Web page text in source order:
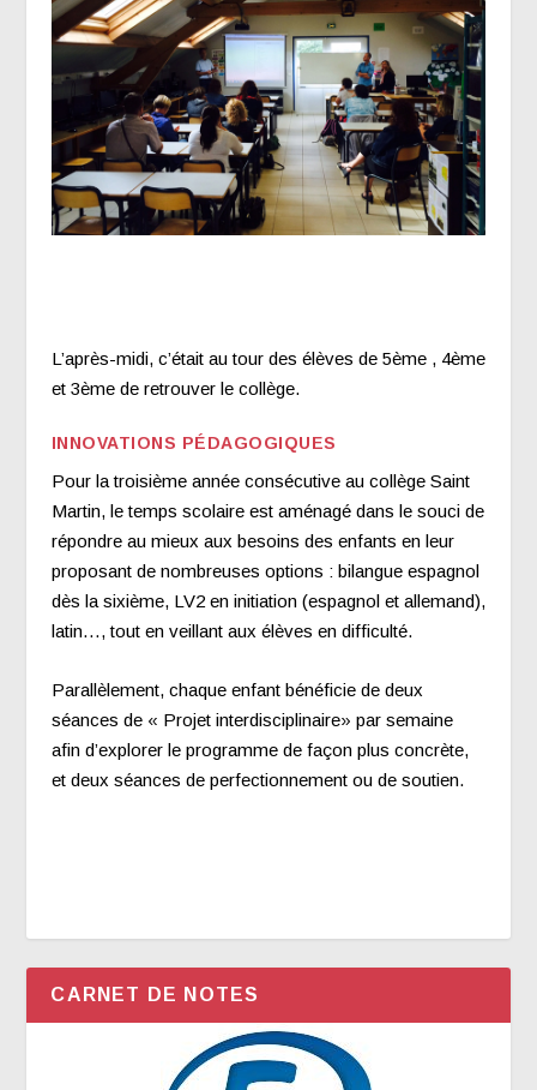
L’après-midi, c’était au tour des élèves de 5ème, 4ème
et 3èmede retrouver le collège.
INNOVATIONS PÉDAGOGIQUES
Pour la troisième année consécutive au collège Saint
Martin, le temps scolaire est aménagé dans le souci de
répondre au mieux aux besoins des enfants en leur
proposant de nombreuses options : bilangue espagnol
dès la sixième, LV2 en initiation (espagnol et allemand),
latin…, tout en veillant aux élèves en difficulté.
Parallèlement, chaque enfant bénéficie de deux
séances de « Projet interdisciplinaire» par semaine
afin d’explorer le programme de façon plus concrète,
et deux séances de perfectionnement ou de soutien.
CARNET DE NOTES